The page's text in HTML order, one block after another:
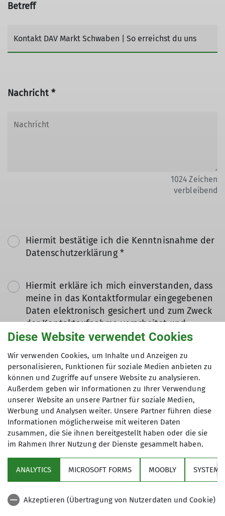
Betreff
Nachricht *
1024 Zeichen
verbleibend
Hiermit bestätige ich die Kenntnisnahme der
Datenschutzerklärung *
Hiermit erkläre ich mich einverstanden, dass
meine in das Kontaktformular eingegebenen
Daten elektronisch gesichert und zum Zweck
der Kontaktaufnahme verarbeitet und
genutzt werden. Mir ist bekannt, dass ich
kann. *
Mit (*) markierte Felder
sind Pflichtfelder
Absenden
Über den Verein
Service
Diese Website verwendet Cookies
Wir verwenden Cookies, um Inhalte und Anzeigen zu
personalisieren, Funktionen für soziale Medien anbieten zu
können und Zugriffe auf unsere Website zu analysieren.
Außerdem geben wir Informationen zu Ihrer Verwendung
unserer Website an unsere Partner für soziale Medien,
Werbung und Analysen weiter. Unsere Partner führen diese
Informationen möglicherweise mit weiteren Daten
zusammen, die Sie ihnen bereitgestellt haben oder die sie
im Rahmen Ihrer Nutzung der Dienste gesammelt haben.
ANALYTICS MICROSOFT FORMS MOOBLY SYSTEM
Akzeptieren (Übertragung von Nutzerdaten und Cookie)